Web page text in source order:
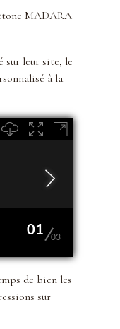
MADÀRA
sur leur site, le
à la
01 03
de bien les
sur